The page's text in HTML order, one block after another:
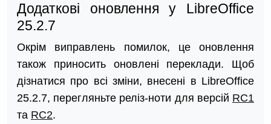
Додаткові оновлення у LibreOffice
25.2.7
Окрім виправлень помилок, це оновлення
також приносить оновлені переклади. Щоб
дізнатися про всі зміни, внесені в LibreOffice
25.2.7, перегляньте реліз-ноти для версій RC1
та RC2.